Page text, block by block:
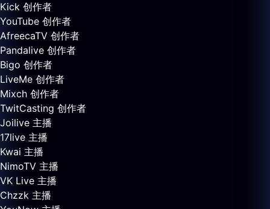
Kick 创作者
YouTube 创作者
AfreecaTV 创作者
Pandalive 创作者
Bigo 创作者
LiveMe 创作者
Mixch 创作者
TwitCasting 创作者
Joilive 主播
17live 主播
Kwai 主播
NimoTV 主播
VK Live 主播
Chzzk 主播